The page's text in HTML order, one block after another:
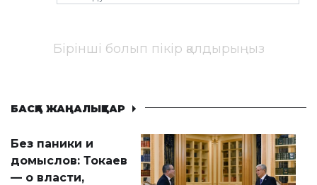
Бірінші болып пікір қалдырыңыз
БАСҚА ЖАҢАЛЫҚТАР
Без паники и
домыслов: Токаев
— о власти,